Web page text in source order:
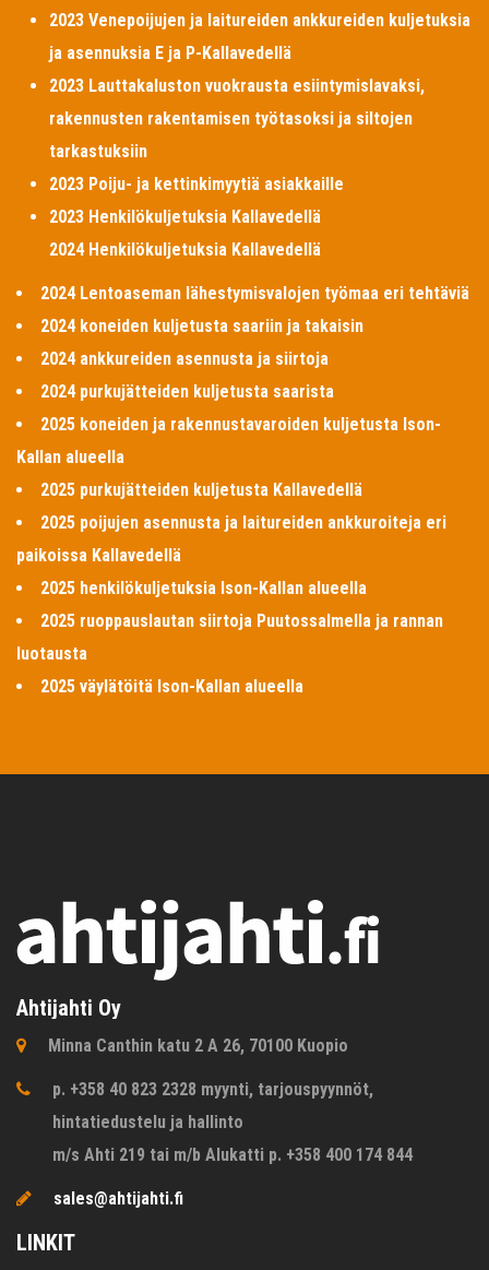
2023 Venepoijujen ja laitureiden ankkureiden kuljetuksia
ja asennuksia E ja P-Kallavedellä
2023 Lauttakaluston vuokrausta esiintymislavaksi,
rakennusten rakentamisen työtasoksi ja siltojen
tarkastuksiin
2023 Poiju- ja kettinkimyytiä asiakkaille
2023 Henkilökuljetuksia Kallavedellä
2024 Henkilökuljetuksia Kallavedellä
2024 Lentoaseman lähestymisvalojen työmaa eri tehtäviä
2024 koneiden kuljetusta saariin ja takaisin
2024 ankkureiden asennusta ja siirtoja
2024 purkujätteiden kuljetusta saarista
2025 koneiden ja rakennustavaroiden kuljetusta Ison-
Kallan alueella
2025 purkujätteiden kuljetusta Kallavedellä
2025 poijujen asennusta ja laitureiden ankkuroiteja eri
paikoissa Kallavedellä
2025 henkilökuljetuksia Ison-Kallan alueella
2025 ruoppauslautan siirtoja Puutossalmella ja rannan
luotausta
2025 väylätöitä Ison-Kallan alueella
Ahtijahti Oy
Minna Canthin katu 2 A 26, 70100 Kuopio
p. +358 40 823 2328 myynti, tarjouspyynnöt,
hintatiedustelu ja hallinto
m/s Ahti 219 tai m/b Alukatti p. +358 400 174 844
sales@ahtijahti.fi
LINKIT